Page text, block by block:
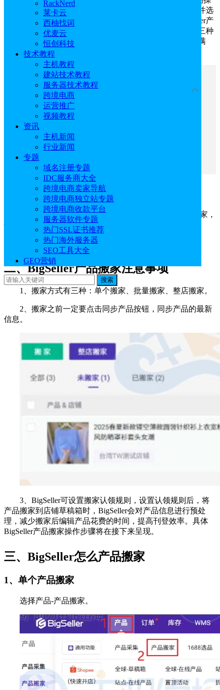
RackNerd
莱卡云
西柚找词
优麦云
恒创科技
技术教程
主机教程
建站技术教程
服务器技术教程
跨境电商
运营推广
视频教程
资讯
主机新闻
行业新闻
专题
域名注册专题
IDC服务商大全
跨境电商卖家导航
跨境电商独立站专题
跨境电商收款平台
服务器软件专题
热门SSL证书推荐
热门海外服务器
SEO工具大全
GEO营销
搜索
作，用户只需登录BigSeller后台在产品中点击产品搬家，并选
择自己要搬家的平台，之后按照操作提示即可完成BigSeller产
品搬家。而且BigSeller还支持单个产品、批量和整店搬家三种
产品搬家模式，无论是哪种产品的迁移，BigSeller都可以满
足，具体介绍及操作过程将于下文呈现。
文章目录
一、BigSeller产品搬家作用
二、BigSeller产品搬家注意事项
三、BigSeller怎么产品搬家
1、单个产品搬家
2、整店搬家
四、BigSeller产品搬家常见问答
一、BigSeller产品搬家作用
使用BigSeller数据搬家功能，可以实现跨平台/店铺搬家，
快速把A店铺的产品复制到B店铺。
点击直达BigSeller官网：
二、BigSeller产品搬家注意事项
1、搬家方式有三种：单个搬家、批量搬家、整店搬家。
2、搬家之前一定要点击同步产品按钮，同步产品的最新
信息。
3、BigSeller可设置搬家认领规则，设置认领规则后，将
产品搬家到店铺草稿箱时，BigSeller会对产品信息进行预处
理，减少搬家后编辑产品花费的时间，提高刊登效率。具体
BigSeller产品搬家操作步骤将在接下来呈现。
三、BigSeller怎么产品搬家
1、单个产品搬家
选择产品-产品搬家。